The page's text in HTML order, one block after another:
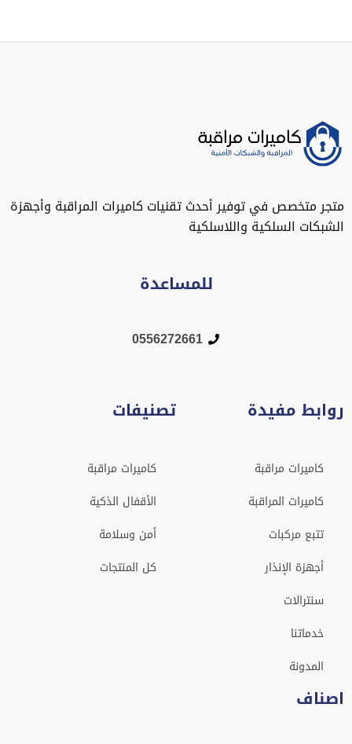
متجر متخصص في توفير أحدث تقنيات كاميرات المراقبة وأجهزة
الشبكات السلكية واللاسلكية
للمساعدة
0556272661
روابط مفيدة
كاميرات مراقبة
كاميرات المراقبة
تتبع مركبات
أجهزة الإنذار
سنترالات
خدماتنا
المدونة
تصنيفات
كاميرات مراقبة
الأقفال الذكية
أمن وسلامة
كل المنتجات
اصناف